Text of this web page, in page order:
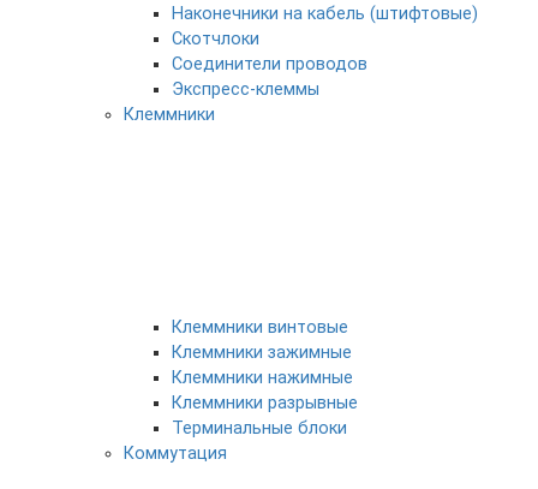
Наконечники на кабель (штифтовые)
Скотчлоки
Соединители проводов
Экспресс-клеммы
Клеммники
Клеммники винтовые
Клеммники зажимные
Клеммники нажимные
Клеммники разрывные
Терминальные блоки
Коммутация